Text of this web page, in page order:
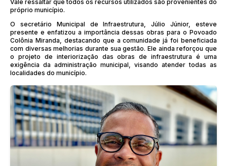
Vale ressaltar que todos os recursos utilizados são provenientes do
próprio município.
O secretário Municipal de Infraestrutura, Júlio Júnior, esteve
presente e enfatizou a importância dessas obras para o Povoado
Colônia Miranda, destacando que a comunidade já foi beneficiada
com diversas melhorias durante sua gestão. Ele ainda reforçou que
o projeto de interiorização das obras de infraestrutura é uma
exigência da administração municipal, visando atender todas as
localidades do município.